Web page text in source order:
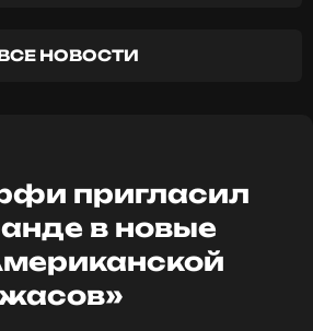
НОВОСТИ
пригласил
в новые